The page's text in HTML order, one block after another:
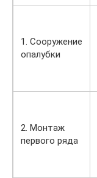
1. Сооружение
опалубки
2. Монтаж
первого ряда